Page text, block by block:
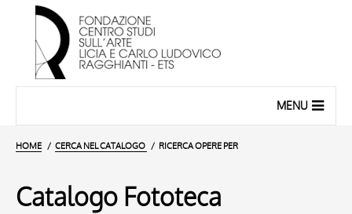
MENU
HOME CERCA NEL CATALOGO RICERCA OPERE PER
Catalogo Fototeca